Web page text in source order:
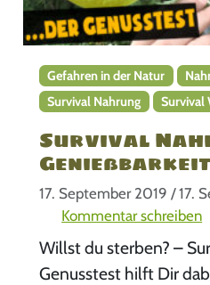
Gefahren in der Natur
Survival Nahrung
Survival
Survival
17. September 2019 / 17.
Kommentar schreiben
Willst du sterben? –
Genusstest hilft Dir